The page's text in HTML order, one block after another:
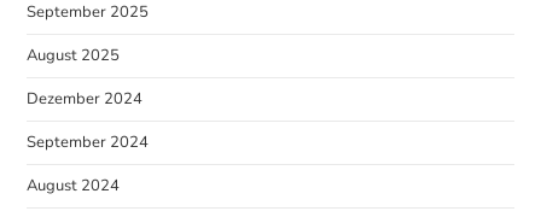
September 2025
August 2025
Dezember 2024
September 2024
August 2024